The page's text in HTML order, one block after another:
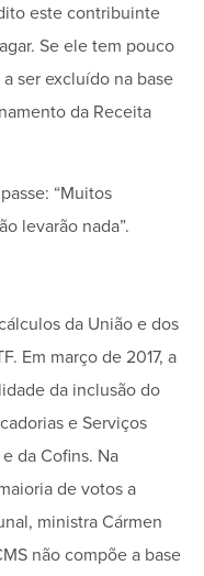
este contribuinte
Se ele tem pouco
ser excluído na base
da Receita
“Muitos
levarão nada”.
da União e dos
Em março de 2017, a
da inclusão do
e Serviços
da Cofins. Na
de votos a
ministra Cármen
não compõe a base